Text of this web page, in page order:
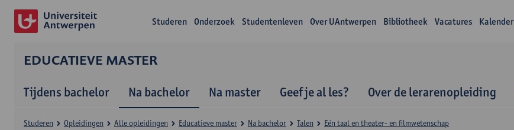
Studeren Onderzoek Studentenleven Over UAntwerpen Bibliotheek Vacatures Kalender
EDUCATIEVE MASTER
Tijdens bachelor Na bachelor Na master Geef je al les? Over de lerarenopleiding
Studeren Opleidingen Alle opleidingen Educatieve master Na bachelor Talen Eén taal en theater- en filmwetenschap